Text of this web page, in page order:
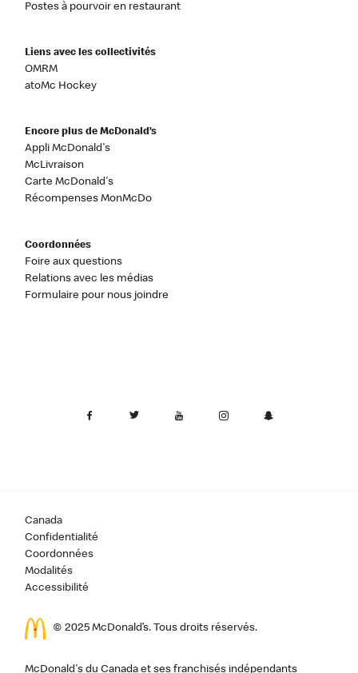
Postes à pourvoir en restaurant
Liens avec les collectivités
OMRM
atoMc Hockey
Encore plus de McDonald’s
Appli McDonald's
McLivraison
Carte McDonald's
Récompenses MonMcDo
Coordonnées
Foire aux questions
Relations avec les médias
Formulaire pour nous joindre
Canada
Confidentialité
Coordonnées
Modalités
Accessibilité
© 2025 McDonald’s. Tous droits réservés.
McDonald's du Canada et ses franchisés indépendants